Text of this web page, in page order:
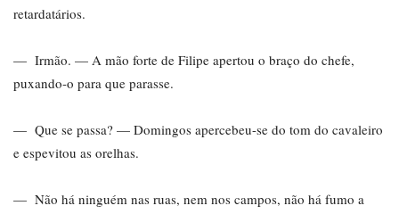
retardatários.
— Irmão. — A mão forte de Filipe apertou o braço do chefe,
puxando-o para que parasse.
— Que se passa? — Domingos apercebeu-se do tom do cavaleiro
e espevitou as orelhas.
— Não há ninguém nas ruas, nem nos campos, não há fumo a